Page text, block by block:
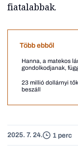
fiatalabbak.
Több ebből
Hanna, a matekos
gondolkodjanak,
23 millió dollárnyi
beszáll
2025. 7. 24. 1 perc